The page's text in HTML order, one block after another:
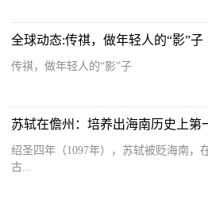
全球动态:传祺，做年轻人的“影”子
传祺，做年轻人的“影”子
苏轼在儋州：培养出海南历史上第
绍圣四年（1097年），苏轼被贬海南，
古...